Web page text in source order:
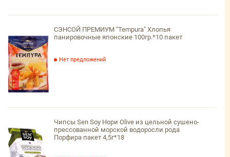
СЭНСОЙ ПРЕМИУМ "Tempura" Хлопья
панировочные японские 100гр.*10 пакет
Нет предложений
Чипсы Sen Soy Нори Olive из цельной сушено-
прессованной морской водоросли рода
Порфира пакет 4,5г*18